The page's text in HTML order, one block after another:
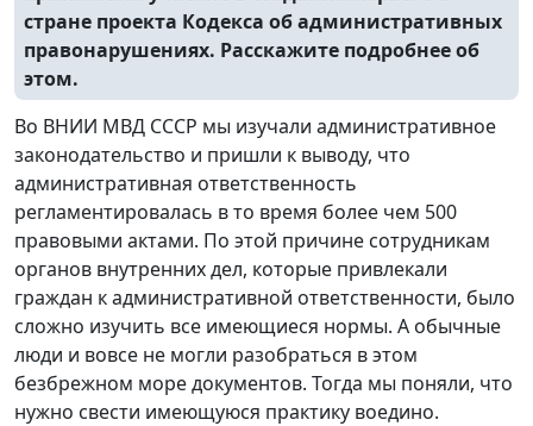
стране проекта Кодекса об административных
правонарушениях. Расскажите подробнее об
этом.
Во ВНИИ МВД СССР мы изучали административное
законодательство и пришли к выводу, что
административная ответственность
регламентировалась в то время более чем 500
правовыми актами. По этой причине сотрудникам
органов внутренних дел, которые привлекали
граждан к административной ответственности, было
сложно изучить все имеющиеся нормы. А обычные
люди и вовсе не могли разобраться в этом
безбрежном море документов. Тогда мы поняли, что
нужно свести имеющуюся практику воедино.